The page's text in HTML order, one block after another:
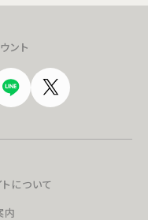
ント
について
内